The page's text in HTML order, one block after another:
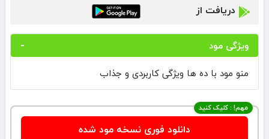
دریافت از
ویژگی مود
منو مود با ده ها ویژگی کاربردی و جذاب
مهم! : کلیک کنید
دانلود فوری نسخه مود شده